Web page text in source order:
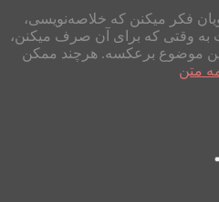
فکر میکنن که خلاصه‌نویسی،
وقتی که برای آن صرف میکنن،
موضوع برعکسه. هرچند ممکن
متن